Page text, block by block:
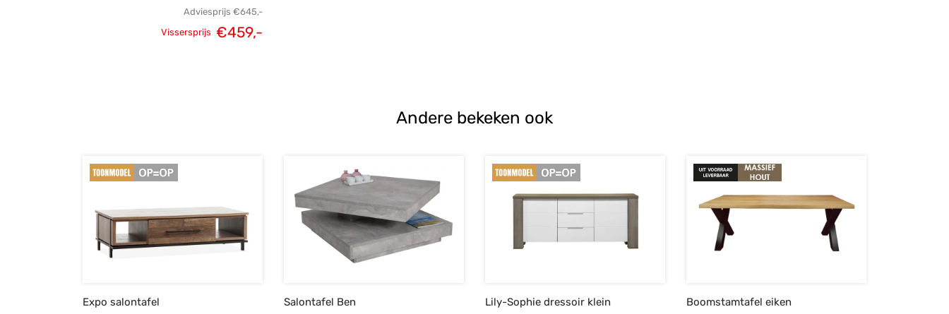
Adviesprijs €645,-
Vissersprijs €459,-
Andere bekeken ook
Expo salontafel Salontafel Ben Lily-Sophie dressoir klein Boomstamtafel eiken